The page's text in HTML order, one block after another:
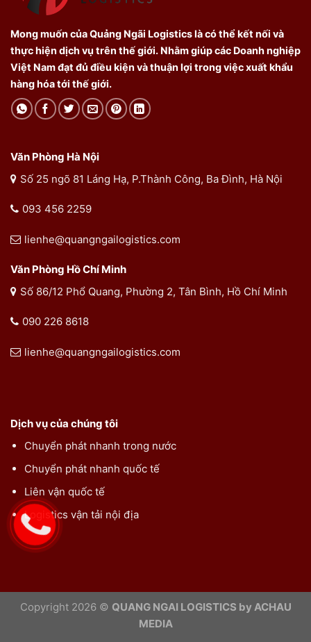
Mong muốn của Quảng Ngãi Logistics là có thể kết nối và
thực hiện dịch vụ trên thế giới. Nhằm giúp các Doanh nghiệp
Việt Nam đạt đủ điều kiện và thuận lợi trong việc xuất khẩu
hàng hóa tới thế giới.
Văn Phòng Hà Nội
Số 25 ngõ 81 Láng Hạ, P.Thành Công, Ba Đình, Hà Nội
093 456 2259
lienhe@quangngailogistics.com
Văn Phòng Hồ Chí Minh
Số 86/12 Phổ Quang, Phường 2, Tân Bình, Hồ Chí Minh
090 226 8618
lienhe@quangngailogistics.com
Dịch vụ của chúng tôi
Chuyển phát nhanh trong nước
Chuyển phát nhanh quốc tế
Liên vận quốc tế
Logistics vận tải nội địa
Copyright 2026 © QUANG NGAI LOGISTICS by ACHAU
MEDIA